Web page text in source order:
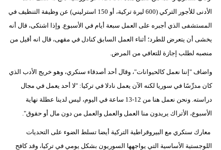
الأدنى للأجور التركي (600 ليرة تركية، أو 150 استرليني) عن وظيفة التنظيف في
المستشفى الذي أجبره على العمل سبعة أيام في الأسبوع. وإذا اشتكى، قال أنه
يخشى أن يتعرض للطرد؛ أثناء العمل السابق كنادل في مقهى، قال انه أقيل من
منصبه لطلب إجازة للتعافي من المرض.
واضاف "إننا نعمل كالحيوانات"، وقال أحد أصدقاء سنكري، وهو خريج الأدب الذي
كان مدرِّسًا في سوريا لكنه الآن يعمل نادلا في تركيا: "لا أحد يعمل في مجال
دراسته. ونحن نعمل هنا من 12-13 ساعة في اليوم، ليس لدينا عطلة نهاية
الأسبوع، الأتراك يريدون منا العمل والعمل والعمل من دون مال أو حقوق".
معارك سنكري مع البيروقراطية التركية أيضا تسلط الضوء على التحديات
اللوجستية الأساسية التي يواجهها السوريون بشكل يومي في تركيا، وقد كافح